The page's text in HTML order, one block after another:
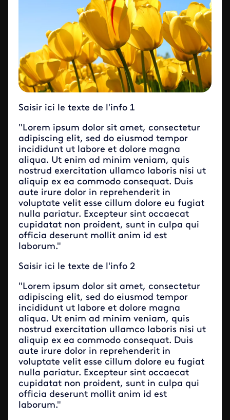
Saisir ici le texte de l'info 1
"Lorem ipsum dolor sit amet, consectetur
adipiscing elit, sed do eiusmod tempor
incididunt ut labore et dolore magna
aliqua. Ut enim ad minim veniam, quis
nostrud exercitation ullamco laboris nisi ut
aliquip ex ea commodo consequat. Duis
aute irure dolor in reprehenderit in
voluptate velit esse cillum dolore eu fugiat
nulla pariatur. Excepteur sint occaecat
cupidatat non proident, sunt in culpa qui
officia deserunt mollit anim id est
laborum."
Saisir ici le texte de l'info 2
"Lorem ipsum dolor sit amet, consectetur
adipiscing elit, sed do eiusmod tempor
incididunt ut labore et dolore magna
aliqua. Ut enim ad minim veniam, quis
nostrud exercitation ullamco laboris nisi ut
aliquip ex ea commodo consequat. Duis
aute irure dolor in reprehenderit in
voluptate velit esse cillum dolore eu fugiat
nulla pariatur. Excepteur sint occaecat
cupidatat non proident, sunt in culpa qui
officia deserunt mollit anim id est
laborum."